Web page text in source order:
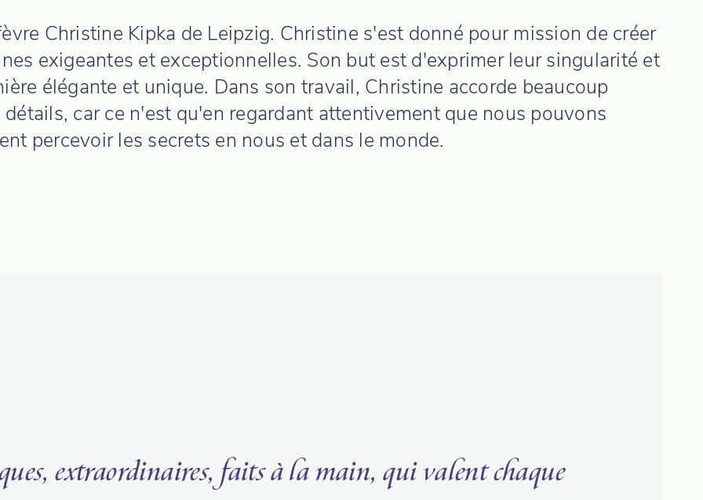
Christine Kipka de Leipzig. Christine s'est donné pour mission de créer
exigeantes et exceptionnelles. Son but est d'exprimer leur singularité et
élégante et unique. Dans son travail, Christine accorde beaucoup
car ce n'est qu'en regardant attentivement que nous pouvons
percevoir les secrets en nous et dans le monde.
extraordinaires, faits à la main, qui valent chaque